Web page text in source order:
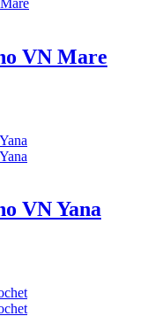
VN Mare
VN Yana